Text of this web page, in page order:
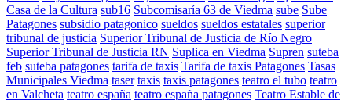
Casa de la Cultura sub16 Subcomisaría 63 de Viedma sube Sube
Patagones subsidio patagonico sueldos sueldos estatales superior
tribunal de justicia Superior Tribunal de Justicia de Río Negro
Superior Tribunal de Justicia RN Suplica en Viedma Supren suteba
feb suteba patagones tarifa de taxis Tarifa de taxis Patagones Tasas
Municipales Viedma taser taxis taxis patagones teatro el tubo teatro
en Valcheta teatro españa teatro españa patagones Teatro Estable de